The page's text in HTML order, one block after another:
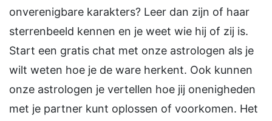
onverenigbare karakters? Leer dan zijn of haar
sterrenbeeld kennen en je weet wie hij of zij is.
Start een gratis chat met onze astrologen als je
wilt weten hoe je de ware herkent. Ook kunnen
onze astrologen je vertellen hoe jij onenigheden
met je partner kunt oplossen of voorkomen. Het